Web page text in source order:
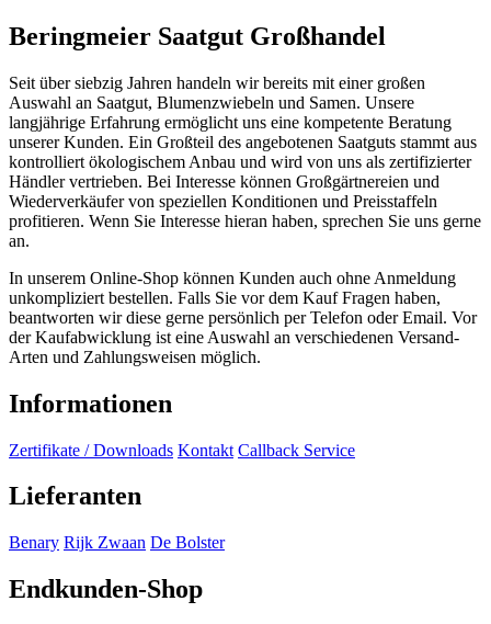
Beringmeier Saatgut Großhandel
Seit über siebzig Jahren handeln wir bereits mit einer großen
Auswahl an Saatgut, Blumenzwiebeln und Samen. Unsere
langjährige Erfahrung ermöglicht uns eine kompetente Beratung
unserer Kunden. Ein Großteil des angebotenen Saatguts stammt aus
kontrolliert ökologischem Anbau und wird von uns als zertifizierter
Händler vertrieben. Bei Interesse können Großgärtnereien und
Wiederverkäufer von speziellen Konditionen und Preisstaffeln
profitieren. Wenn Sie Interesse hieran haben, sprechen Sie uns gerne
an.
In unserem Online-Shop können Kunden auch ohne Anmeldung
unkompliziert bestellen. Falls Sie vor dem Kauf Fragen haben,
beantworten wir diese gerne persönlich per Telefon oder Email. Vor
der Kaufabwicklung ist eine Auswahl an verschiedenen Versand-
Arten und Zahlungsweisen möglich.
Informationen
Zertifikate / Downloads Kontakt Callback Service
Lieferanten
Benary Rijk Zwaan De Bolster
Endkunden-Shop